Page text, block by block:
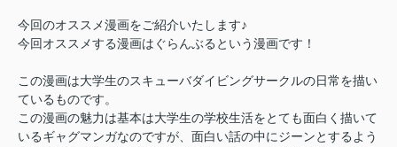
今回のオススメ漫画をご紹介いたします♪
今回オススメする漫画はぐらんぶるという漫画です！
この漫画は大学生のスキューバダイビングサークルの日常を描い
ているものです。
この漫画の魅力は基本は大学生の学校生活をとても面白く描いて
いるギャグマンガなのですが、面白い話の中にジーンとするよう